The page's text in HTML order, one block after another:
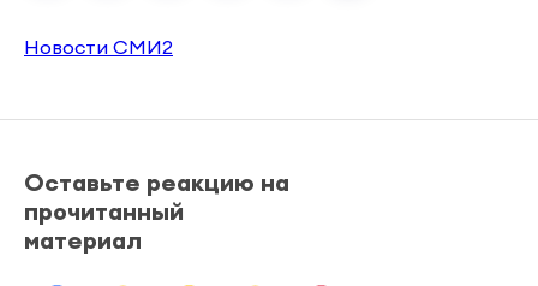
Новости СМИ2
Оставьте реакцию на
прочитанный
материал